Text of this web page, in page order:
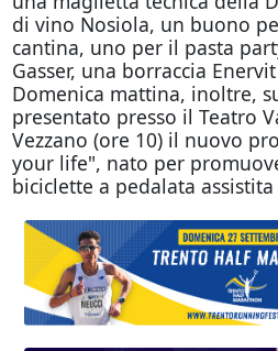
di vino Nosiola, un buono
cantina, uno per il pasta
Gasser, una borraccia
Domenica mattina, inoltre,
presentato presso il Teatro
Vezzano (ore 10) il nuovo
your life", nato per
biciclette a pedalata